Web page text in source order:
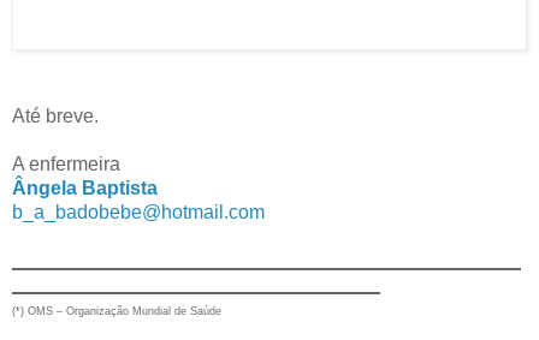
Até breve.
A enfermeira
Ângela Baptista
b_a_badobebe@hotmail.com
(*) OMS – Organização Mundial de Saúde